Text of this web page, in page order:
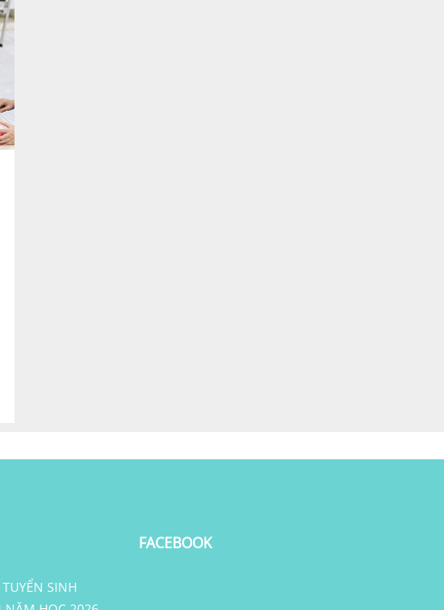
SINH
FACEBOOK